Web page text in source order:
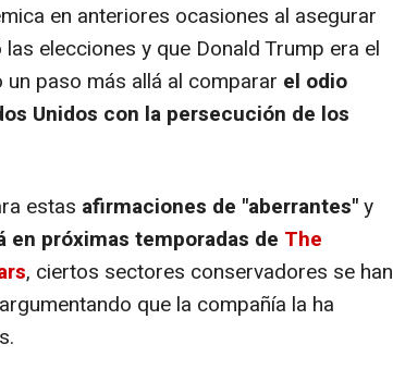
en anteriores ocasiones al asegurar
elecciones y que Donald Trump era el
paso más allá al comparar el odio
Unidos con la persecución de los
estas afirmaciones de "aberrantes"y
en próximas temporadas de The
, ciertos sectores conservadores se han
que la compañía la ha